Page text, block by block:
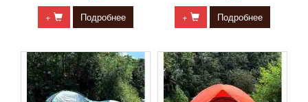
+ Подробнее + Подробнее